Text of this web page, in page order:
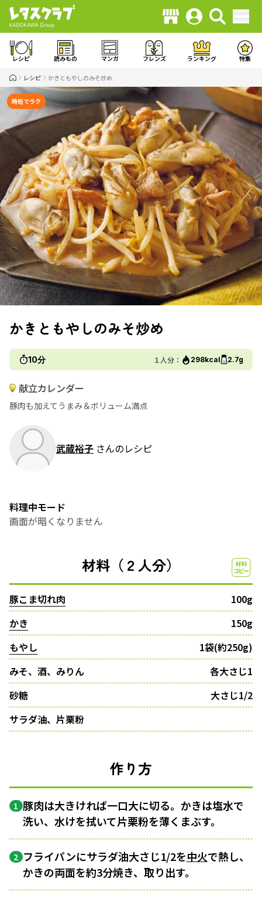
レシピ 読みもの マンガ フレンズ ランキング 特集
レシピ かきともやしのみそ炒め
時短でラク
かきともやしのみそ炒め
10分 １人分： 298kcal 2.7g
献立カレンダー
豚肉も加えてうまみ＆ボリューム満点
武蔵裕子 さんのレシピ
料理中モード
画面が暗くなりません
材料（２人分）
豚こま切れ肉
100g
かき
150g
もやし
1袋(約250g)
みそ、酒、みりん
各大さじ1
砂糖
大さじ1/2
サラダ油、片栗粉
作り方
1 豚肉は大きければ一口大に切る。かきは塩水で
洗い、水けを拭いて片栗粉を薄くまぶす。
2 フライパンにサラダ油大さじ1/2を中火で熱し、
かきの両面を約3分焼き、取り出す。